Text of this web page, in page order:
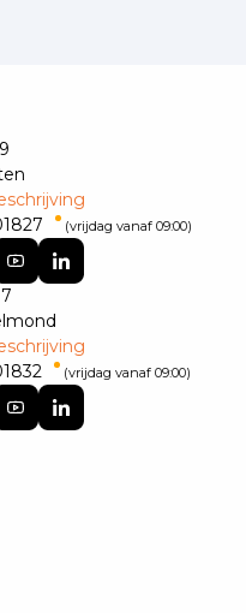
(vrijdag vanaf 09:00)
(vrijdag vanaf 09:00)